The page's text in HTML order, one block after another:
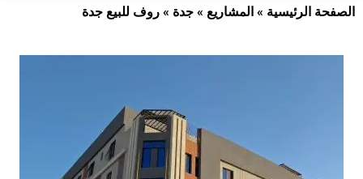
الصفحة الرئيسية » المشاريع » جدة » روف للبيع جدة